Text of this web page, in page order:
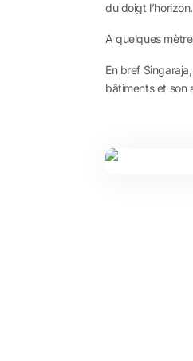
du doigt
A quelques
En bref
bâtiments et son